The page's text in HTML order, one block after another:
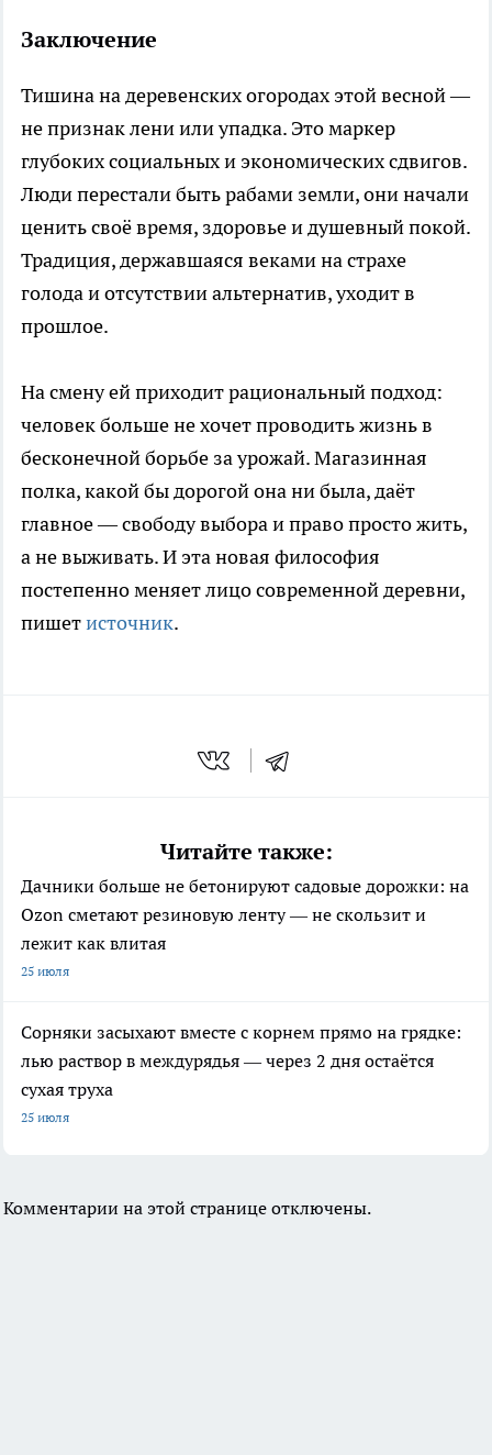
Заключение
Тишина на деревенских огородах этой весной —
не признак лени или упадка. Это маркер
глубоких социальных и экономических сдвигов.
Люди перестали быть рабами земли, они начали
ценить своё время, здоровье и душевный покой.
Традиция, державшаяся веками на страхе
голода и отсутствии альтернатив, уходит в
прошлое.
На смену ей приходит рациональный подход:
человек больше не хочет проводить жизнь в
бесконечной борьбе за урожай. Магазинная
полка, какой бы дорогой она ни была, даёт
главное — свободу выбора и право просто жить,
а не выживать. И эта новая философия
постепенно меняет лицо современной деревни,
пишетисточник.
Читайте также:
Дачники больше не бетонируют садовые дорожки: на
Ozon сметают резиновую ленту — не скользит и
лежит как влитая
25 июля
Сорняки засыхают вместе с корнем прямо на грядке:
лью раствор в междурядья — через 2 дня остаётся
сухая труха
25 июля
Комментарии на этой странице отключены.